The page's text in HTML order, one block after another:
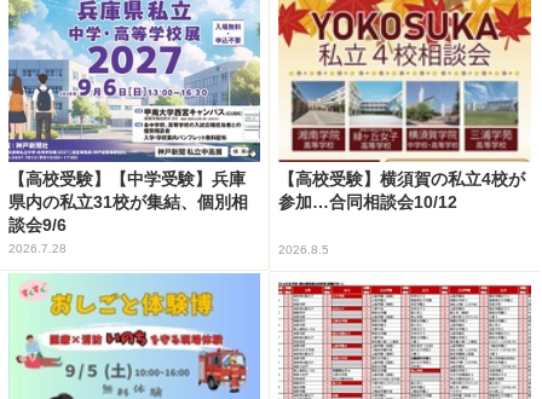
【高校受験】【中学受験】兵庫
県内の私立31校が集結、個別相
談会9/6
2026.7.28
【高校受験】横須賀の私立4校が
参加…合同相談会10/12
2026.8.5